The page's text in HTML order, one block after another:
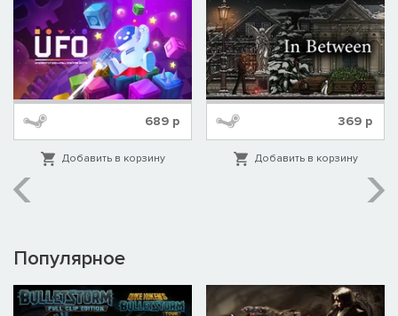
689 р
Добавить в корзину
369 р
Добавить в корзину
Популярное